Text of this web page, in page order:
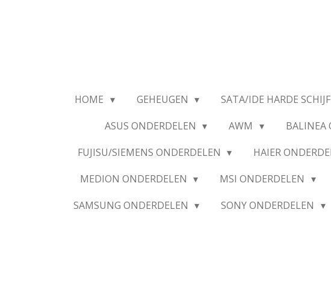
HOME GEHEUGEN SATA/IDE HARDE SCHIJF
ASUS ONDERDELEN
AWM BALINEA
FUJISU/SIEMENS ONDERDELEN
HAIER
MEDION ONDERDELEN
MSI ONDERDELEN
SAMSUNG ONDERDELEN
SONY ONDERDELEN